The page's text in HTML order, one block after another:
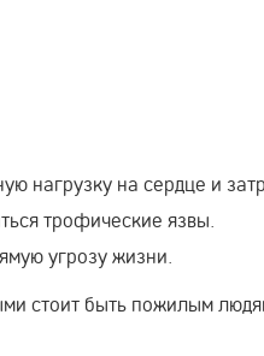
нагрузку на сердце и
трофические язвы.
угрозу жизни.
стоит быть пожилым